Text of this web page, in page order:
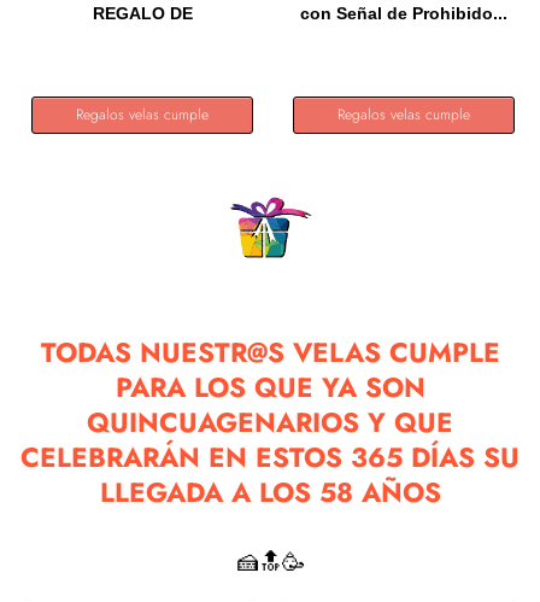
REGALO DE
Regalos velas cumple
con Señal de Prohibido...
Regalos velas cumple
TODAS NUESTR@S VELAS CUMPLE
PARA LOS QUE YA SON
QUINCUAGENARIOS Y QUE
CELEBRARÁN EN ESTOS 365 DÍAS SU
LLEGADA A LOS 58 AÑOS
🍰🔝🥳